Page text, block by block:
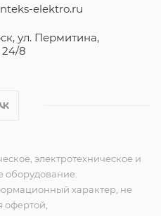
elektro.ru
ул. Пермитина,
24/8
электротехническое и
оборудование.
характер, не
офертой,